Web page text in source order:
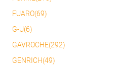
FUARO(69)
G-U(6)
GAVROCHE(292)
GENRICH(49)